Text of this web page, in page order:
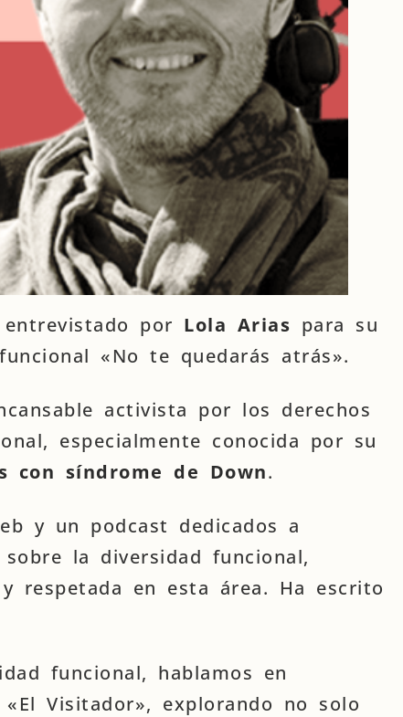
por Lola Arias para su
«No te quedarás atrás».
activista por los derechos
especialmente conocida por su
con síndrome de Down.
y un podcast dedicados a
la diversidad funcional,
respetada en esta área. Ha escrito
funcional, hablamos en
Visitador», explorando no solo